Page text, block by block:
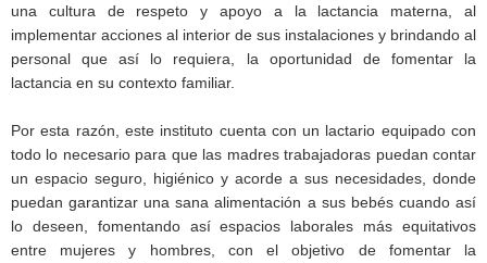
una cultura de respeto y apoyo a la lactancia materna, al
implementar acciones al interior de sus instalaciones y brindando al
personal que así lo requiera, la oportunidad de fomentar la
lactancia en su contexto familiar.
Por esta razón, este instituto cuenta con un lactario equipado con
todo lo necesario para que las madres trabajadoras puedan contar
un espacio seguro, higiénico y acorde a sus necesidades, donde
puedan garantizar una sana alimentación a sus bebés cuando así
lo deseen, fomentando así espacios laborales más equitativos
entre mujeres y hombres, con el objetivo de fomentar la